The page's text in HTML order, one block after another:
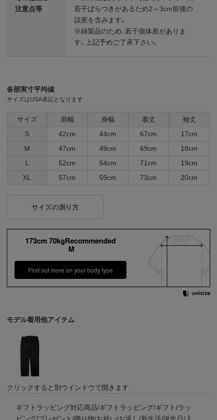
注意点等
若干ばらつきがあるため2～3cm前後の
誤差を含みます。
※綿製品のため、若干個体差がありま
す。上記予めご了承下さい。
各部実寸平均値
サイズはUSA表記となります
サイズ 肩幅 身幅 着丈
袖丈
S
42cm 44cm 67cm
17cm
M
47cm 49cm 69cm
18cm
L
52cm 54cm 71cm
19cm
XL
57cm 59cm 73cm 20cm
サイズの測り方
173cm 70kgRecommended
M
Find out more on your body type
モデル着用他アイテム
クリックすると別ウインドウで開きます
ギフトラッピング対応商品/ギフトラッピング/ギフト/ラッ
ピング/プレゼント/贈り物/お祝い/お返し/新生活/誕生日/入